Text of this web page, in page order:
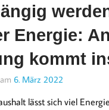
Energie:
kommt
6. März 2022
lässt sich viel